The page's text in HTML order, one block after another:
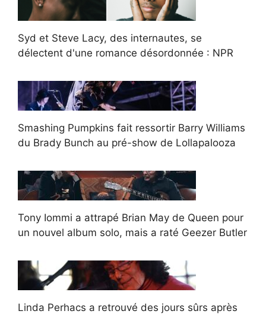
Syd et Steve Lacy, des internautes, se
délectent d'une romance désordonnée : NPR
Smashing Pumpkins fait ressortir Barry Williams
du Brady Bunch au pré-show de Lollapalooza
Tony Iommi a attrapé Brian May de Queen pour
un nouvel album solo, mais a raté Geezer Butler
Linda Perhacs a retrouvé des jours sûrs après